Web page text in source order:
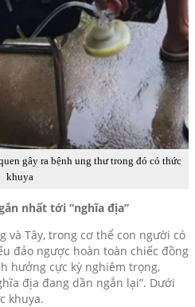
gây ra bệnh ung thư trong đó có thức
khuya
nhất tới “nghĩa địa”
và Tây, trong cơ thể con người có
đảo ngược hoàn toàn chiếc đồng
hưởng cực kỳ nghiêm trọng,
địa đang dần ngắn lại”. Dưới
khuya.